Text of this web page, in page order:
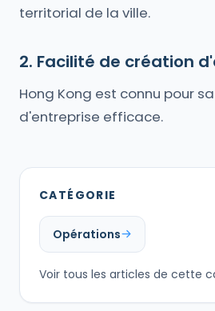
territorial de la ville.
2. Facilité de création
Hong Kong est connu pour
d'entreprise efficace.
CATÉGORIE
Opérations
Voir tous les articles de cette